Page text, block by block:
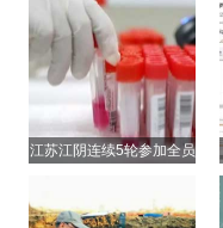
江苏江阴连续5轮参加全员